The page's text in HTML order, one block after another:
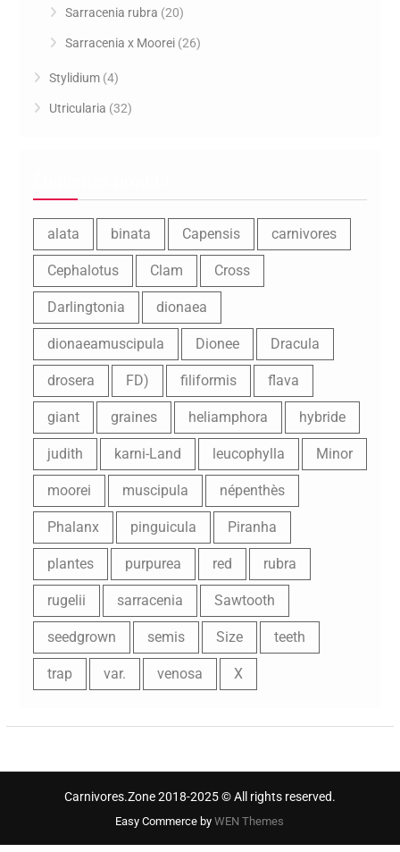
Sarracenia rubra (20)
Sarracenia x Moorei (26)
Stylidium (4)
Utricularia (32)
alata binata Capensis carnivores
Cephalotus Clam Cross
Darlingtonia dionaea
dionaeamuscipula Dionee Dracula
drosera FD) filiformis flava
giant graines heliamphora hybride
judith karni-Land leucophylla Minor
moorei muscipula népenthès
Phalanx pinguicula Piranha
plantes purpurea red rubra
rugelii sarracenia Sawtooth
seedgrown semis Size teeth
trap var. venosa X
Carnivores.Zone 2018-2025 © All rights reserved.
Easy Commerce byWEN Themes